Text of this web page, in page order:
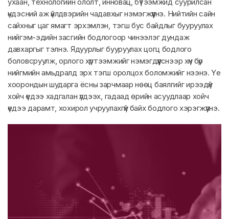
үндэсний аж үйлдвэрийн чадавхыг нэмэгжүүлнэ. Нийтийн сайн
сайхныг цаг ямагт эрхэмлэн, тэгш бус байдлыг бууруулах
нийгэм-эдийн засгийн бодлогоор чинээлэг дундаж
давхаргыг тэлнэ. Ядуурлыг бууруулах цогц бодлого
боловсруулж, орлого хүртээмжийг нэмэгдүүлснээр хүн бүр
нийгмийн амьдралд эрх тэгш оролцох боломжийг нээнэ. Үе
хоорондын шударга ёсны зарчмаар нөөц баялгийг ирээдүй
хойч үедээ хадгалан үлдээх, гадаад өрийн асуудлаар хойч
үедээ дарамт, хохирол учруулахгүй байх бодлого хэрэгжүүлнэ.